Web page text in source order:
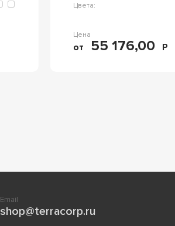
Цвета:
Цена
от 55 176,00 Р
Email
shop@terracorp.ru